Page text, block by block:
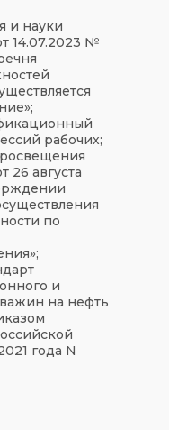
и науки
14.07.2023 №
рабочих;
26 августа
по
и
на нефть
года N